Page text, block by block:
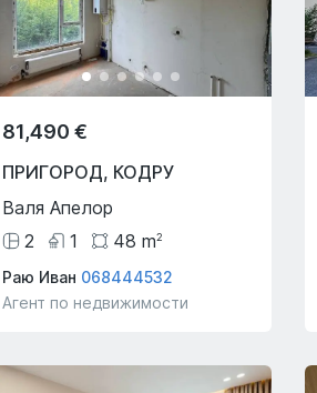
81,490 €
ПРИГОРОД, КОДРУ
Валя Апелор
2
1 48 m2
Раю Иван 068444532
Агент по недвижимости